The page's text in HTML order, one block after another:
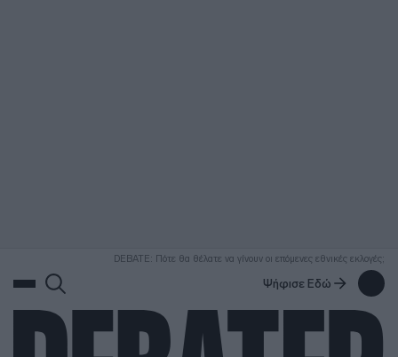
DEBATE: Πότε θα θέλατε να γίνουν οι επόμενες εθνικές εκλογές;
Ψήφισε Εδώ